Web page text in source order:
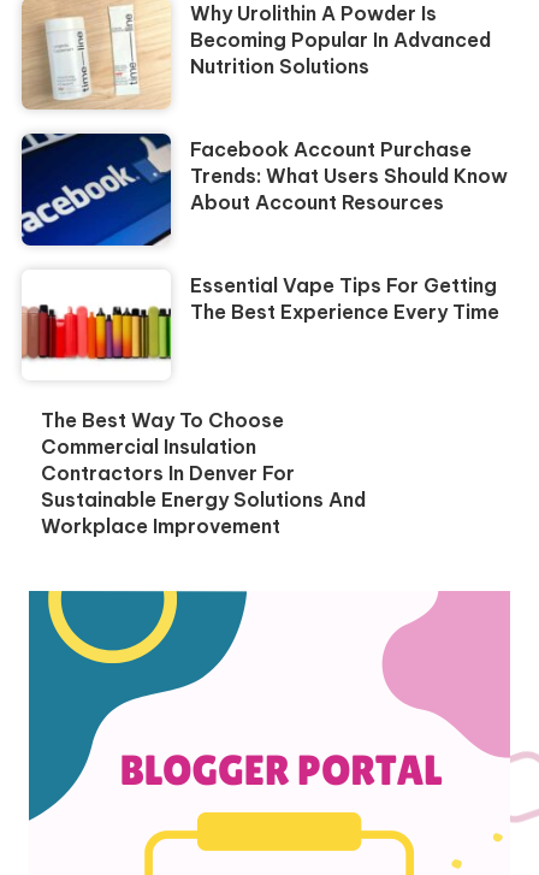
Why Urolithin A Powder Is
Becoming Popular In Advanced
Nutrition Solutions
Facebook Account Purchase
Trends: What Users Should Know
About Account Resources
Essential Vape Tips For Getting
The Best Experience Every Time
The Best Way To Choose
Commercial Insulation
Contractors In Denver For
Sustainable Energy Solutions And
Workplace Improvement